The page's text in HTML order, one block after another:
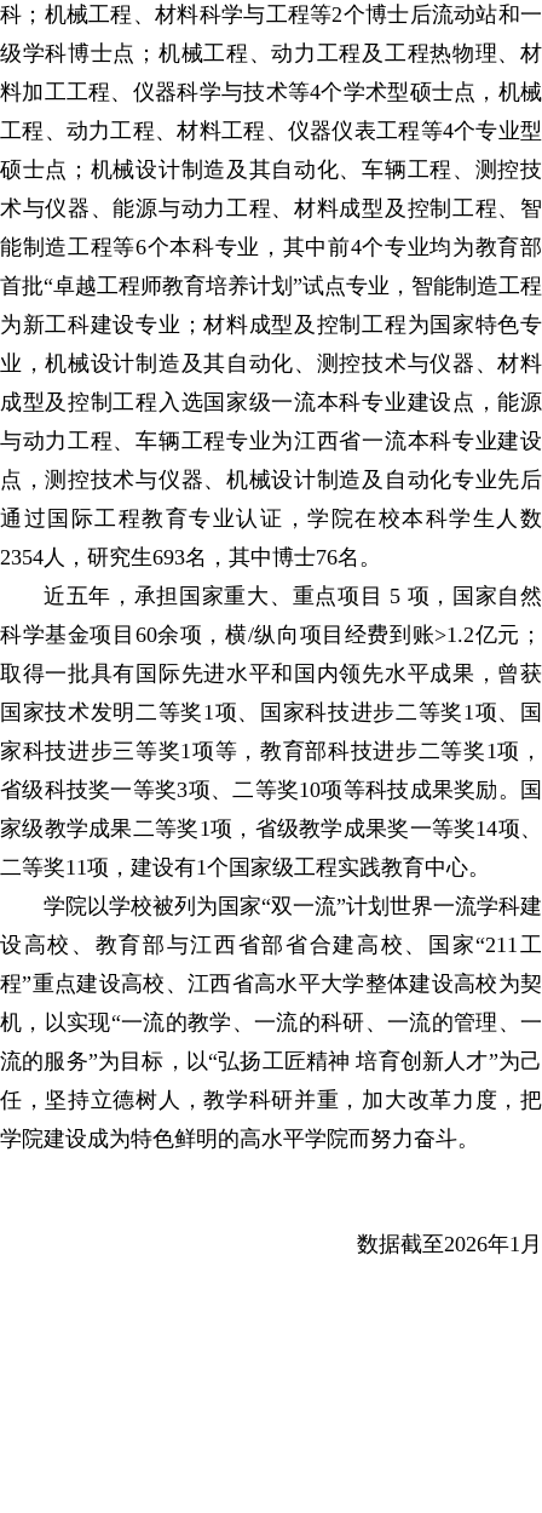
科；机械工程、材料科学与工程等2个博士后流动站和一
级学科博士点；机械工程、动力工程及工程热物理、 材
料加工工程、 仪器科学与技术等4个学术型硕士点 ，机械
工程、 动力工程、材料工程、仪器仪表工程等4个专业型
硕士点；机械设计制造及其自动化、车辆工程、测控技
术与仪器、能源与动力工程、材料成型及控制工程、智
能制造工程等6个本科专业，其中前4个专业均为教育部
首批“卓越工程师教育培养计划”试点专业，智能制造工程
为新工科建设专业；材料成型及控制工程为国家特色专
业，机械设计制造及其自动化、测控技术与仪器、材料
成型及控制工程入选国家级一流本科专业建设点，能源
与动力工程、车辆工程专业为江西省一流本科专业建设
点，测控技术与仪器、机械设计制造及自动化专业先后
通过国际工程教育专业认证，学院在校本科学生人数
2354人，研究生693名，其中博士76名。
近五年，承担国家重大、重点项目 5 项，国家自然
科学基金项目60余项，横/纵向项目经费到账>1.2亿元；
取得一批具有国际先进水平和国内领先水平成果，曾获
国家技术发明二等奖1项、国家科技进步二等奖1项、国
家科技进步三等奖1项等，教育部科技进步二等奖1项，
省级科技奖一等奖3项、二等奖10项等科技成果奖励。国
家级教学成果二等奖1项，省级教学成果奖一等奖14项、
二等奖11项，建设有1个国家级工程实践教育中心。
学院以学校被列 为国家“双一流”计划世界一流学科建
设高校、教育部与江西省部省合建高校、国家“211工
程”重点建设高校、江西省高水平大学整体建设高校为契
机，以实现“一流的教学、一流的科研、一流的管理、一
流的服务”为目标，以“弘扬工匠精神 培育创新人才”为己
任，坚持立德树人，教学科研并重，加大改革力度，把
学院建设成为特色鲜明的高水平学院而努力奋斗。
数据截至2026年1月